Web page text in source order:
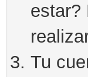
estar?
Tu